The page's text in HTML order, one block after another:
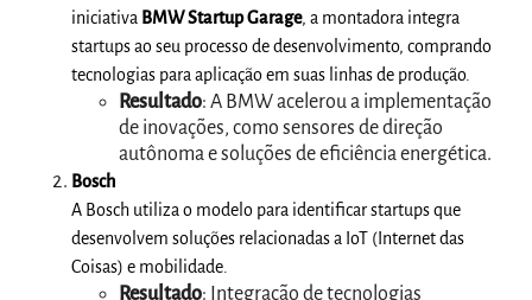
iniciativa BMW Startup Garage, a montadora integra
startups ao seu processo de desenvolvimento, comprando
tecnologias para aplicação em suas linhas de produção.
Resultado: A BMW acelerou a implementação
de inovações, como sensores de direção
autônoma e soluções de eficiência energética.
Bosch
A Bosch utiliza o modelo para identificar startups que
desenvolvem soluções relacionadas a IoT (Internet das
Coisas) e mobilidade.
Resultado: Integração de tecnologias